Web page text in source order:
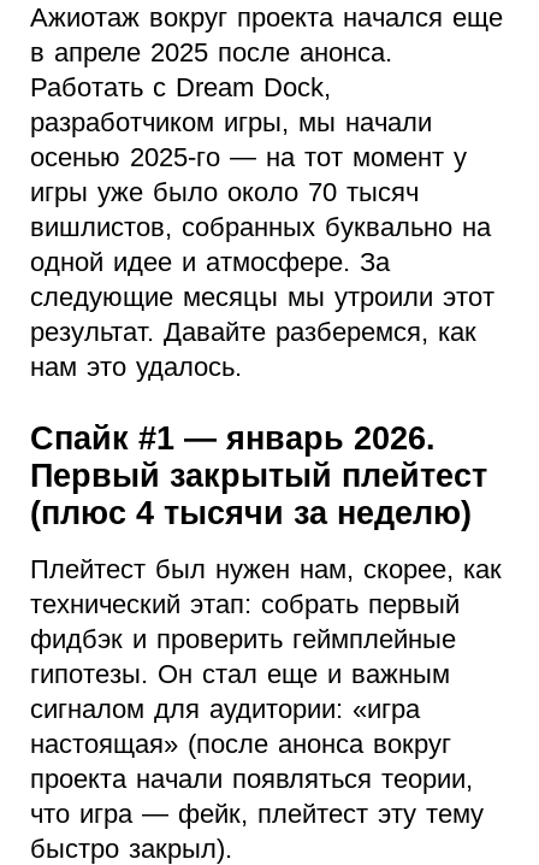
Ажиотаж вокруг проекта начался еще
в апреле 2025 после анонса.
Работать с Dream Dock,
разработчиком игры, мы начали
осенью 2025-го — на тот момент у
игры уже было около 70 тысяч
вишлистов, собранных буквально на
одной идее и атмосфере. За
следующие месяцы мы утроили этот
результат. Давайте разберемся, как
нам это удалось.
Спайк #1 — январь 2026.
Первый закрытый плейтест
(плюс 4 тысячи за неделю)
Плейтест был нужен нам, скорее, как
технический этап: собрать первый
фидбэк и проверить геймплейные
гипотезы. Он стал еще и важным
сигналом для аудитории: «игра
настоящая» (после анонса вокруг
проекта начали появляться теории,
что игра — фейк, плейтест эту тему
быстро закрыл).